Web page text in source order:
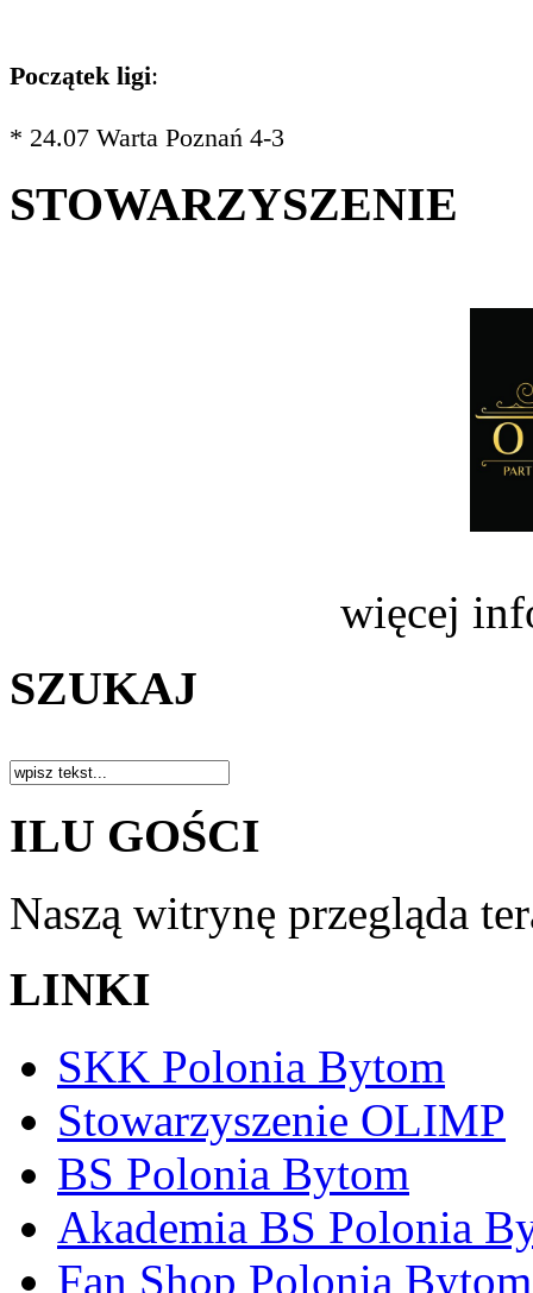
Początek ligi:
* 24.07 Warta Poznań 4-3
STOWARZYSZENIE
więcej
SZUKAJ
ILU GOŚCI
Naszą witrynę przegląda
LINKI
SKK Polonia Bytom
Stowarzyszenie OLIMP
BS Polonia Bytom
Akademia BS Polonia
Fan Shop Polonia Bytom